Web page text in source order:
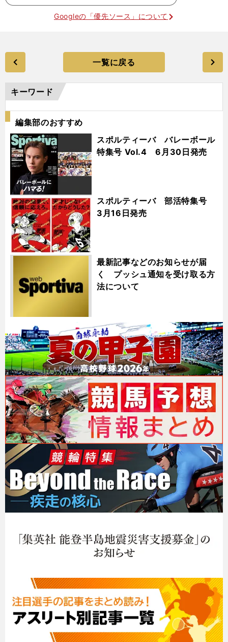
Googleの「優先ソース」について
一覧に戻る
キーワード
編集部のおすすめ
スポルティーバ バレーボール
特集号 Vol.4 6月30日発売
スポルティーバ 部活特集号
3月16日発売
最新記事などのお知らせが届
く プッシュ通知を受け取る方
法について